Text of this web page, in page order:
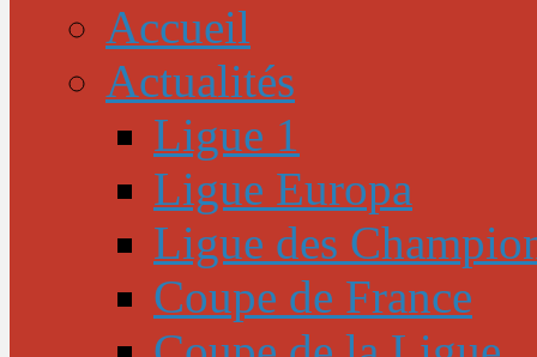
Accueil
Actualités
Ligue 1
Ligue Europa
Ligue des
Coupe de France